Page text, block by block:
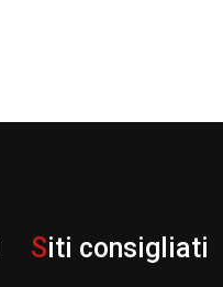
Siti consigliati